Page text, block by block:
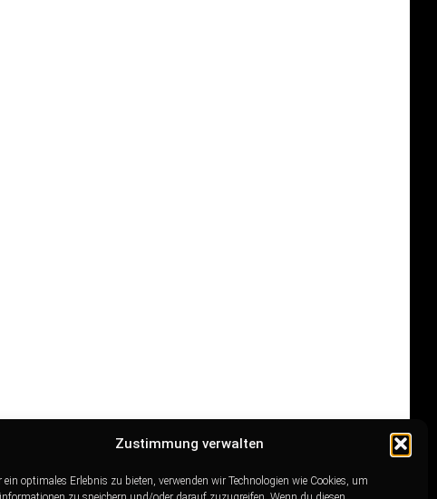
Zustimmung verwalten
ein optimales Erlebnis zu bieten, verwenden wir Technologien wie Cookies, um